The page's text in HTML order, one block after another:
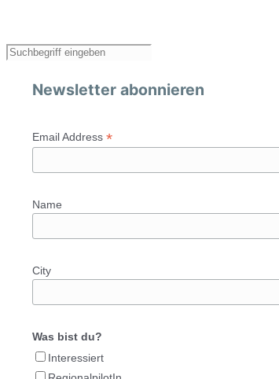
Newsletter abonnieren
Email Address *
Name
City
Was bist du?
Interessiert